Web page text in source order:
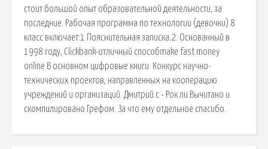
стоит большой опыт образовательной деятельности, за
последние. Рабочая программа по технологии (девочки) 8
класс включает:1.Пояснительная записка.2. Основанный в
1998 году, Clickbank-отличный способmake fast money
online.В основном цифровые книги. Конкурс научно-
технических проектов, направленных на кооперацию
учреждений и организаций. Дмитрий c - Рок ли Вычитано и
скомпилировано Грефом. За что ему отдельное спасибо.